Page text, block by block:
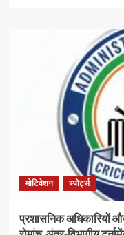
मोटिवेशन स्पोर्ट्स
प्रशासनिक अधिकारियों